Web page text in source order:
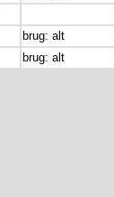
brug: alt
brug: alt